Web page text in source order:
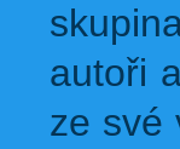
autoři
ze své